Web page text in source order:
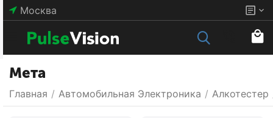
Москва
Мета
Главная / Автомобильная Электроника / Алкотестер